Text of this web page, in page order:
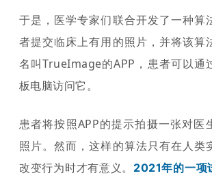
于是，医学专家们联合开发了一种算
者提交临床上有用的照片，并将该算
名叫TrueImage的APP，患者可以通
板电脑访问它。
患者将按照APP的提示拍摄一张对医
照片。然而，这样的算法只有在人类
改变行为时才有意义。 2021年的一项